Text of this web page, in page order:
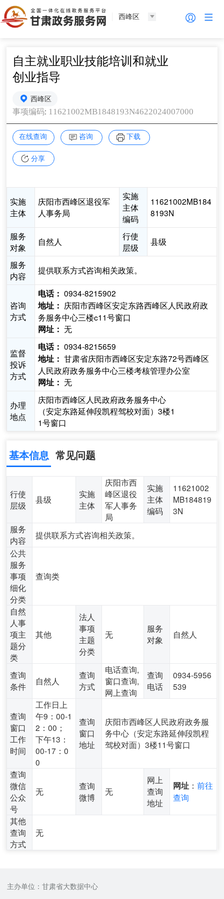
西峰区
自主就业职业技能培训和就业
创业指导
西峰区
事项编码: 11621002MB1848193N4622024007000
在线查询 咨询 下载
分享
实施
主体
庆阳市西峰区退役军
人事务局
实施
主体
编码
11621002MB184
8193N
服务
对象
自然人
行使
层级
县级
服务
内容
提供联系方式咨询相关政策。
咨询
方式
电话： 0934-8215902
地址： 庆阳市西峰区安定东路西峰区人民政府政
务服务中心三楼c11号窗口
网址： 无
监督
投诉
方式
电话： 0934-8215659
地址： 甘肃省庆阳市西峰区安定东路72号西峰区
人民政府政务服务中心三楼考核管理办公室
网址： 无
办理
地点
庆阳市西峰区人民政府政务服务中心
（安定东路延伸段凯程驾校对面）3楼1
1号窗口
基本信息 常见问题
行使
层级
县级
实施
主体
庆阳市西
峰区退役
军人事务
局
实施
主体
编码
11621002
MB184819
3N
服务
内容
提供联系方式咨询相关政策。
公共
服务
事项
细化
分类
查询类
自然
人事
项主
题分
类
其他
法人
事项
主题
分类
无
服务
对象
自然人
查询
条件
自然人
查询
方式
电话查询,
窗口查询,
网上查询
查询
电话
0934-5956
539
查询
窗口
工作
时间
工作日上
午9：00-1
2：00；
下午13：
00-17：0
0
查询
窗口
地址
庆阳市西峰区人民政府政务服
务中心（安定东路延伸段凯程
驾校对面）3楼11号窗口
查询
微信
公众
号
无
查询
微博
无
网上
查询
地址
网址 ：前往
查询
其他
查询
方式
无
主办单位：甘肃省大数据中心